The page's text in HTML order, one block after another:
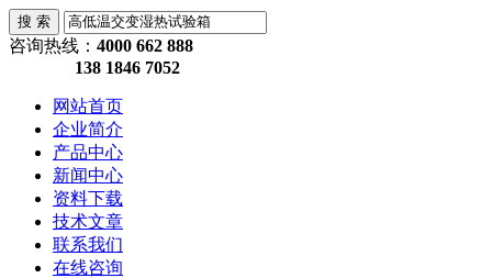
咨询热线： 4000 662 888
138 1846 7052
网站首页
企业简介
产品中心
新闻中心
资料下载
技术文章
联系我们
在线咨询